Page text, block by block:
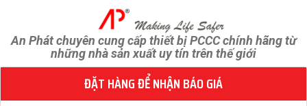
An Phát chuyên cung cấp thiết bị PCCC chính hãng từ
những nhà sản xuất uy tín trên thế giới
ĐẶT HÀNG ĐỂ NHẬN BÁO GIÁ